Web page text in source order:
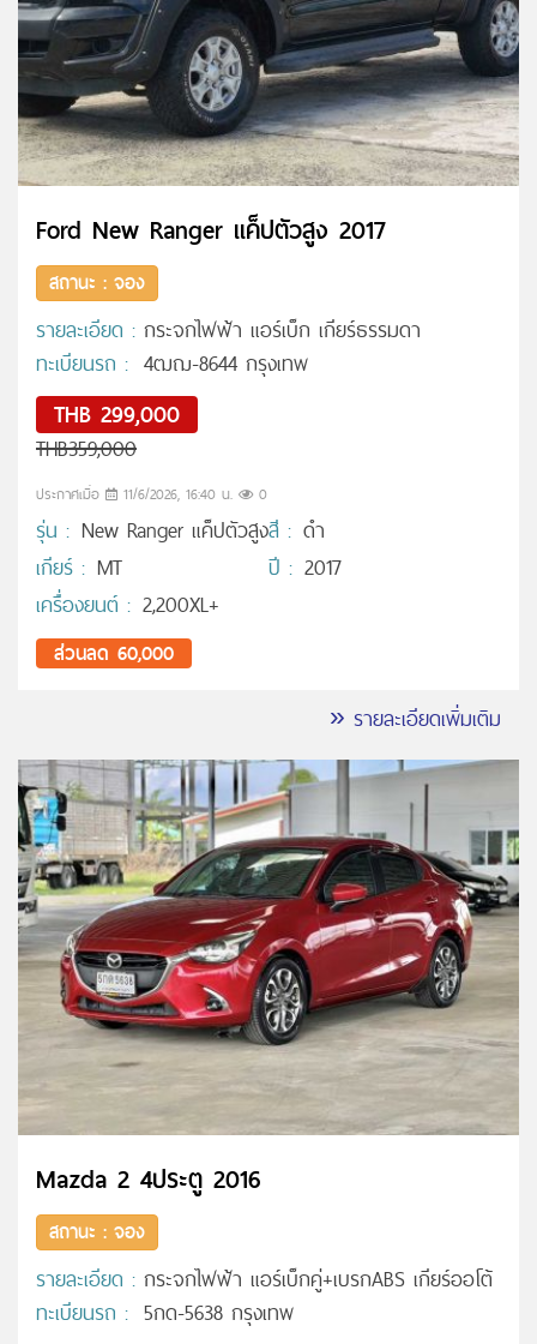
Ford New Ranger แค็ปตัวสูง 2017
สถานะ : จอง
รายละเอียด : กระจกไฟฟ้า แอร์เบ็ก เกียร์ธรรมดา
ทะเบียนรถ : 4ฒฌ-8644 กรุงเทพ
THB 299,000
THB359,000
ประกาศเมื่อ 11/6/2026, 16:40 น. 0
รุ่น : New Ranger แค็ปตัวสูงสี : ดำ
เกียร์ : MT ปี : 2017
เครื่องยนต์ : 2,200XL+
ส่วนลด 60,000
» รายละเอียดเพิ่มเติม
Mazda 2 4ประตู 2016
สถานะ : จอง
รายละเอียด : กระจกไฟฟ้า แอร์เบ็กคู่+เบรกABS เกียร์ออโต้
ทะเบียนรถ : 5กด-5638 กรุงเทพ